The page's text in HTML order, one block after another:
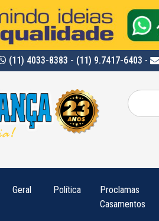
(11) 4033-8383 - (11) 9.7417-6403 -
Pesquisar
por:
Geral Política
Proclamas
Casamentos